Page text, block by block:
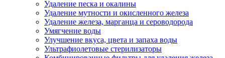
Удаление песка и окалины
Удаление мутности и окисленного железа
Удаление железа, марганца и сероводорода
Умягчение воды
Улучшение вкуса, цвета и запаха воды
Ультрафиолетовые стерилизаторы